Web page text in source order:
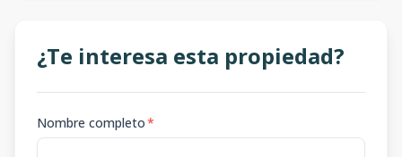
¿Te interesa esta propiedad?
Nombre completo*